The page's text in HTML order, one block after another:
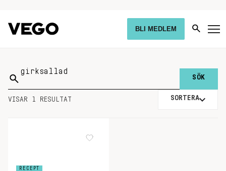
BLI MEDLEM
Sök
på:
VISAR 1 RESULTAT SORTERA
RECEPT